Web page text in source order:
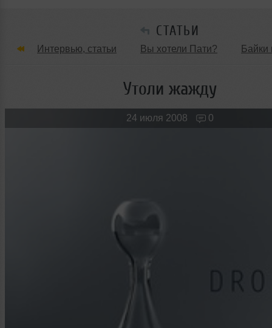
СТАТЬИ
Интервью, статьи Вы хотели Пати? Байки
Танцевальные стили
Новые лица Мужчина & Женщина
Утоли жажду
24 июля 2008 0